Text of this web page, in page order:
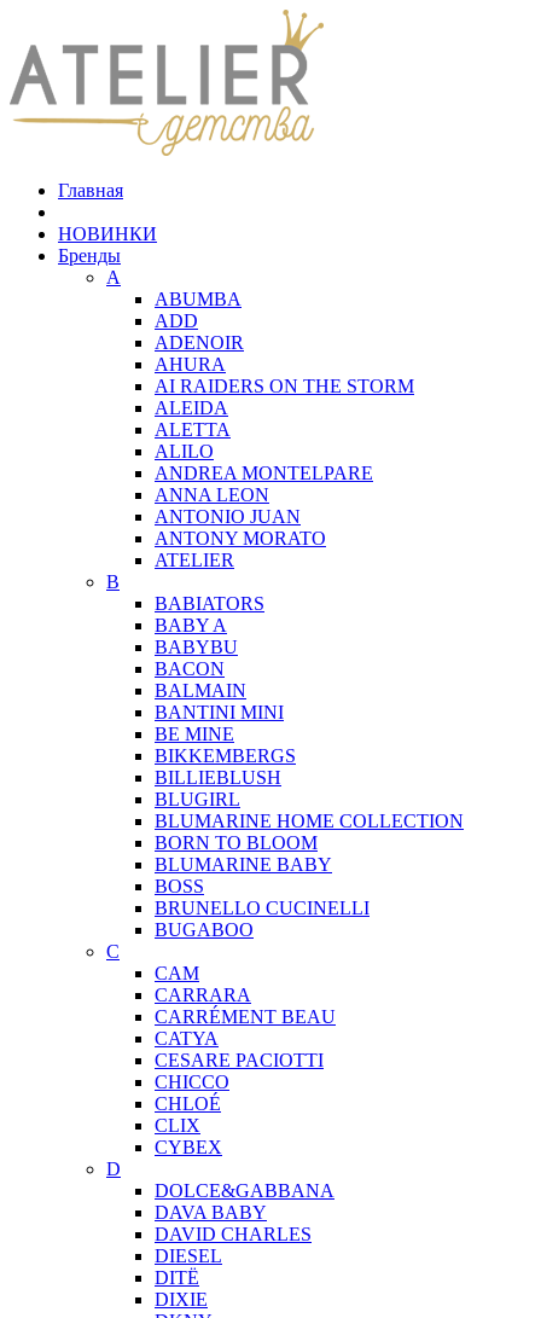
Главная
НОВИНКИ
Бренды
A
ABUMBA
ADD
ADENOIR
AHURA
AI RAIDERS ON THE STORM
ALEIDA
ALETTA
ALILO
ANDREA MONTELPARE
ANNA LEON
ANTONIO JUAN
ANTONY MORATO
ATELIER
B
BABIATORS
BABY A
BABYBU
BACON
BALMAIN
BANTINI MINI
BE MINE
BIKKEMBERGS
BILLIEBLUSH
BLUGIRL
BLUMARINE HOME COLLECTION
BORN TO BLOOM
BLUMARINE BABY
BOSS
BRUNELLO CUCINELLI
BUGABOO
C
CAM
CARRARA
CARRÉMENT BEAU
CATYA
CESARE PACIOTTI
CHICCO
CHLOÉ
CLIX
CYBEX
D
DOLCE&GABBANA
DAVA BABY
DAVID CHARLES
DIESEL
DITЁ
DIXIE